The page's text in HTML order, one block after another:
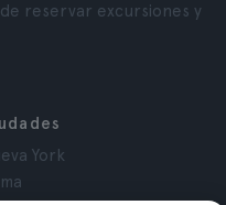
reservar excursiones y
York